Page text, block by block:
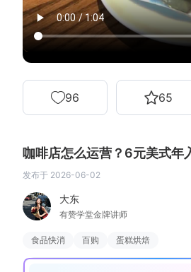
新零售资讯
私域课程 新零售
增长俱乐部
增长俱乐部 有赞商
商家社区
合作共进
入驻有赞
96 65
咖啡店怎么运营？6元美式年
发布于 2026-06-02
大东
有赞学堂金牌讲师
食品快消 百购 蛋糕烘焙